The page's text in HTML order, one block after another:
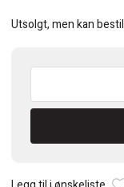
Utsolgt, men kan
ark
P120
á